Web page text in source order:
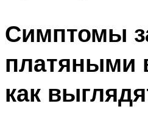
Симптомы
платяными
как